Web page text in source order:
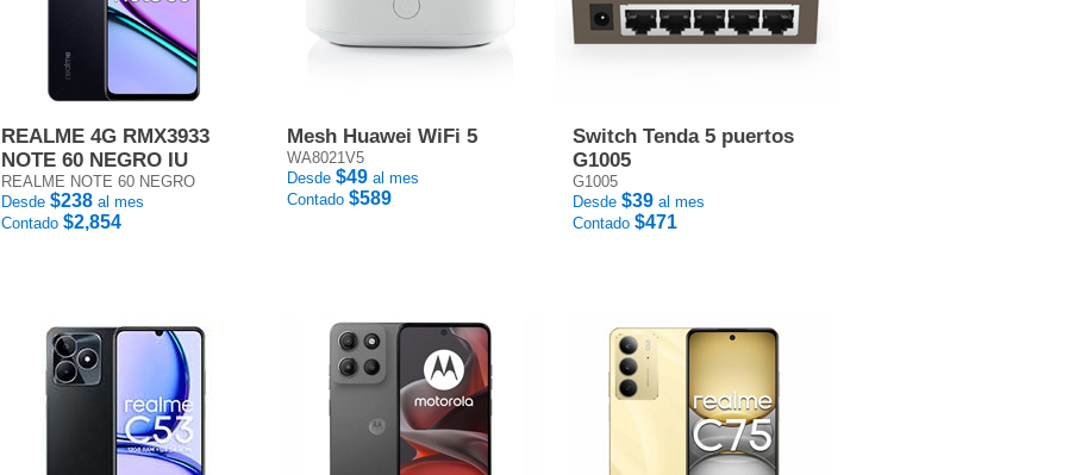
REALME 4G RMX3933
NOTE 60 NEGRO IU
REALME NOTE 60 NEGRO
Desde $238 al mes
Contado $2,854
Mesh Huawei WiFi 5
WA8021V5
Desde $49 al mes
Contado $589
Switch Tenda 5 puertos
G1005
G1005
Desde $39 al mes
Contado $471